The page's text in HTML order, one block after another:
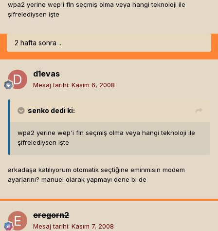
wpa2 yerine wep'i fln seçmiş olma veya hangi teknoloji ile
şifrelediysen işte
2 hafta sonra ...
d1evas
Mesaj tarihi: Kasım 6, 2008
senko dedi ki:
wpa2 yerine wep'i fln seçmiş olma veya hangi teknoloji ile
şifrelediysen işte
arkadaşa katılıyorum otomatik seçtiğine eminmisin modem
ayarlarını? manuel olarak yapmayı dene bi de
eregorn2
Mesaj tarihi: Kasım 7, 2008